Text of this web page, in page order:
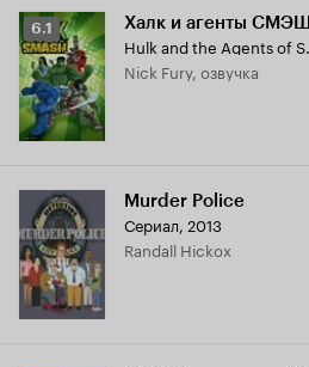
Рейтинг
Кинопоиска
6.1
6.1 Халк и агенты СМЭШ
Nick Fury, озвучка
Murder Police
Сериал, 2013
Randall Hickox